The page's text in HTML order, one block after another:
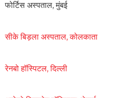
फोर्टिस अस्पताल, मुंबई
सीके बिड़ला अस्पताल, कोलकाता
रेनबो हॉस्पिटल, दिल्ली